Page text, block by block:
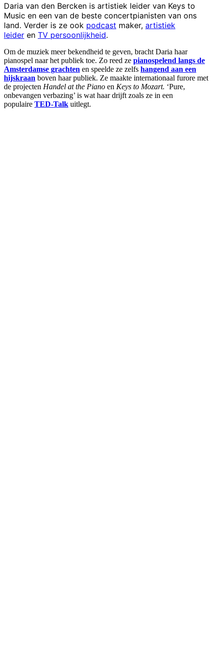
Daria van den Bercken is artistiek leider van Keys to
Music en een van de beste concertpianisten van ons
land. Verder is ze ook podcast maker, artistiek
leider en TV persoonlijkheid.
Om de muziek meer bekendheid te geven, bracht Daria haar
pianospel naar het publiek toe. Zo reed ze pianospelend langs de
Amsterdamse grachten en speelde ze zelfs hangend aan een
hijskraan boven haar publiek. Ze maakte internationaal furore met
de projecten Handel at the Piano en Keys to Mozart. ‘Pure,
onbevangen verbazing’ is wat haar drijft zoals ze in een
populaire TED-Talk uitlegt.